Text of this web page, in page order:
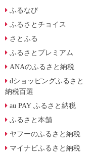
ふるなび
ふるさとチョイス
さとふる
ふるさとプレミアム
ANAのふるさと納税
dショッピングふるさと
納税百選
au PAY ふるさと納税
ふるさと本舗
ヤフーのふるさと納税
マイナビふるさと納税